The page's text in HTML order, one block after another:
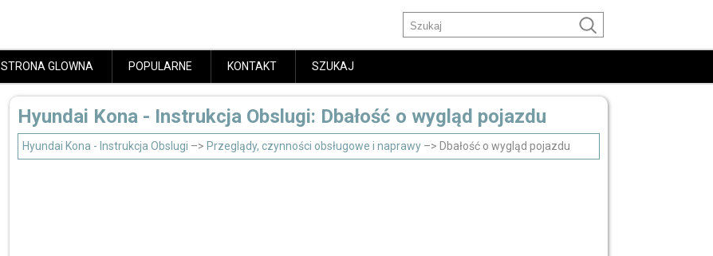
STRONA GLOWNA POPULARNE KONTAKT SZUKAJ
Hyundai Kona - Instrukcja Obslugi: Dbałość o wygląd pojazdu
Hyundai Kona - Instrukcja Obslugi –> Przeglądy, czynności obsługowe i naprawy –> Dbałość o wygląd pojazdu